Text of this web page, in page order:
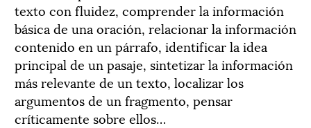
texto con fluidez, comprender la información
básica de una oración, relacionar la información
contenido en un párrafo, identificar la idea
principal de un pasaje, sintetizar la información
más relevante de un texto, localizar los
argumentos de un fragmento, pensar
críticamente sobre ellos…